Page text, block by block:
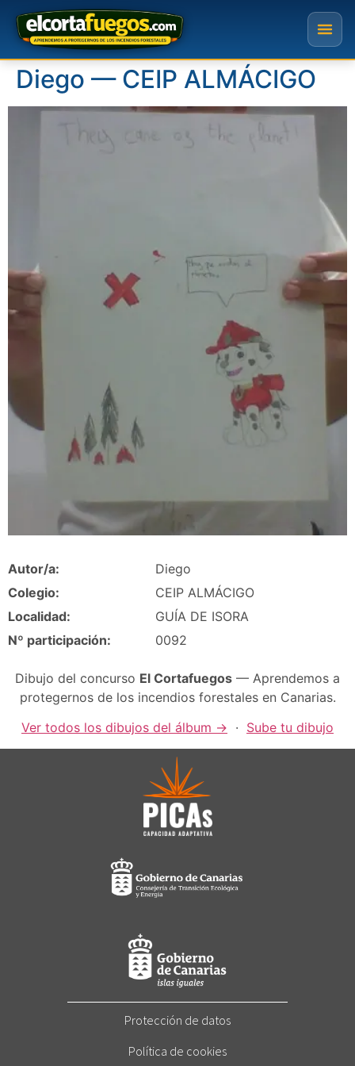
Diego — CEIP ALMÁCIGO
Autor/a:
Diego
Colegio:
CEIP ALMÁCIGO
Localidad:
GUÍA DE ISORA
Nº participación:
0092
Dibujo del concurso El Cortafuegos — Aprendemos a
protegernos de los incendios forestales en Canarias.
Ver todos los dibujos del álbum → · Sube tu dibujo
Protección de datos
Política de cookies